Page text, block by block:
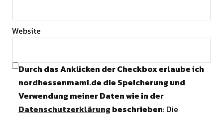
Website
Durch das Anklicken der Checkbox erlaube ich
nordhessenmami.de die Speicherung und
Verwendung meiner Daten wie in der
Datenschutzerklärung beschrieben: Die